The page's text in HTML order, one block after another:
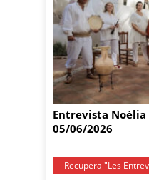
Entrevista Noèlia
05/06/2026
Recupera "Les